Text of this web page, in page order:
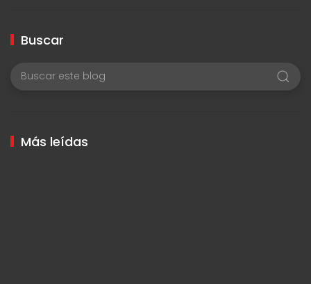
Buscar
Más leídas